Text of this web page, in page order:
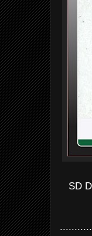
SD